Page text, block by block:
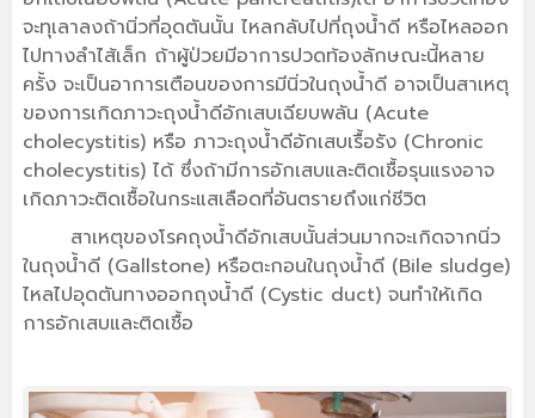
จะทุเลาลงถ้านิ่วที่อุดตันนั้น ไหลกลับไปที่ถุงน้ำดี หรือไหลออก
ไปทางลำไส้เล็ก ถ้าผู้ป่วยมีอาการปวดท้องลักษณะนี้หลาย
ครั้ง จะเป็นอาการเตือนของการมีนิ่วในถุงน้ำดี อาจเป็นสาเหตุ
ของการเกิดภาวะถุงน้ำดีอักเสบเฉียบพลัน (Acute
cholecystitis) หรือ ภาวะถุงน้ำดีอักเสบเรื้อรัง (Chronic
cholecystitis) ได้ ซึ่งถ้ามีการอักเสบและติดเชื้อรุนแรงอาจ
เกิดภาวะติดเชื้อในกระแสเลือดที่อันตรายถึงแก่ชีวิต
สาเหตุของโรคถุงน้ำดีอักเสบนั้นส่วนมากจะเกิดจากนิ่ว
ในถุงน้ำดี (Gallstone) หรือตะกอนในถุงน้ำดี (Bile sludge)
ไหลไปอุดตันทางออกถุงน้ำดี (Cystic duct) จนทำให้เกิด
การอักเสบและติดเชื้อ